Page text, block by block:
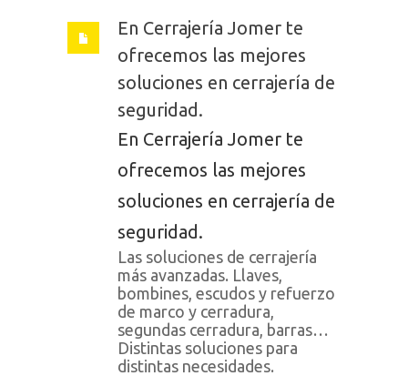
En Cerrajería Jomer te
ofrecemos las mejores
soluciones en cerrajería de
seguridad.
En Cerrajería Jomer te
ofrecemos las mejores
soluciones en cerrajería de
seguridad.
Las soluciones de cerrajería
más avanzadas. Llaves,
bombines, escudos y refuerzo
de marco y cerradura,
segundas cerradura, barras…
Distintas soluciones para
distintas necesidades.